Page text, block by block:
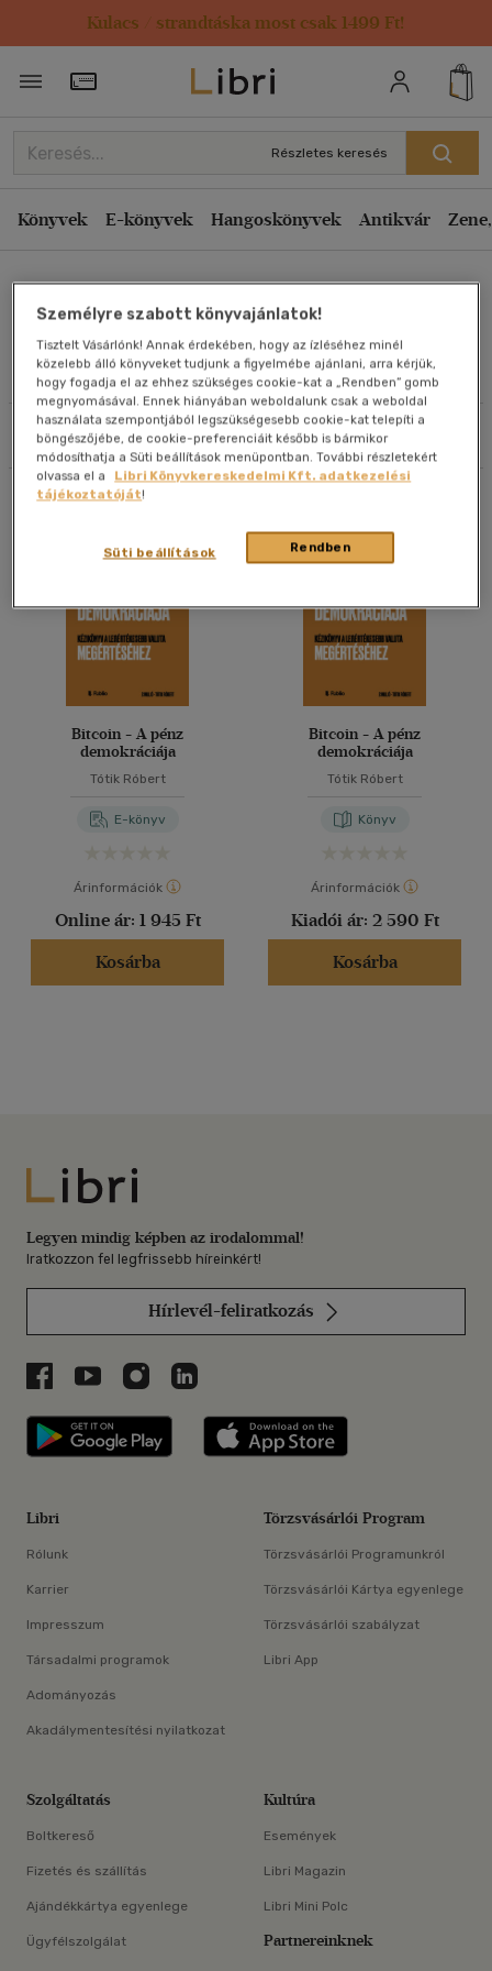
Kulacs / strandtáska most csak 1499 Ft!
Törzsvásárlói Kártya adatai
Részletes keresés
Könyvek E-könyvek Hangoskönyvek Antikvár
Tótik Róbert
Művei
Szűrés Rendezés
Rendezés
Kiadás éve szerint csökkenő
Ár szerint csökkenő
Eladott darabszám szerint csökkenő
Eladott darabszám szerint növekvő
Cím szerint A-Z
Szerző szerint A-Z
Megjelenítés
20 db / oldal
Alkalmaz
Bitcoin - A pénz
demokráciája
Tótik Róbert
E-könyv
Árinformációk
Online ár: 1 945 Ft
Kosárba
Bitcoin - A pénz
demokráciája
Tótik Róbert
Könyv
Árinformációk
Kiadói ár: 2 590 Ft
Kosárba
Libri
Legyen mindig képben az irodalommal!
Iratkozzon fel legfrissebb híreinkért!
Hírlevél-feliratkozás
Libri a Facebookon
Libri a Youtube-on
Libri az Instagramon
Libri a LinkedInen
Libri applikáció Szerezd meg: Google
Libri
Rólunk
Karrier
Impresszum
Társadalmi programok
Adományozás
Akadálymentesítési nyilatkozat
Törzsvásárlói Program
Törzsvásárlói Programunkról
Törzsvásárlói Kártya egyenlege
Törzsvásárlói szabályzat
Libri App
Szolgáltatás
Boltkereső
Fizetés és szállítás
Ajándékkártya egyenlege
Ügyfélszolgálat
Kultúra
Események
Libri Magazin
Libri Mini Polc
Partnereinknek
Személyre szabott könyvajánlatok!
Tisztelt Vásárlónk! Annak érdekében, hogy az ízléséhez minél
közelebb álló könyveket tudjunk a figyelmébe ajánlani, arra kérjük,
hogy fogadja el az ehhez szükséges cookie-kat a „Rendben” gomb
megnyomásával. Ennek hiányában weboldalunk csak a weboldal
használata szempontjából legszükségesebb cookie-kat telepíti a
böngészőjébe, de cookie-preferenciáit később is bármikor
módosíthatja a Süti beállítások menüpontban. További részletekért
olvassa el a
Libri Könyvkereskedelmi Kft. adatkezelési
tájékoztatóját!
Rendben
Süti beállítások